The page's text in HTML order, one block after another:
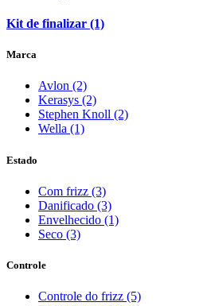
Kit de finalizar (1)
Marca
Avlon (2)
Kerasys (2)
Stephen Knoll (2)
Wella (1)
Estado
Com frizz (3)
Danificado (3)
Envelhecido (1)
Seco (3)
Controle
Controle do frizz (5)